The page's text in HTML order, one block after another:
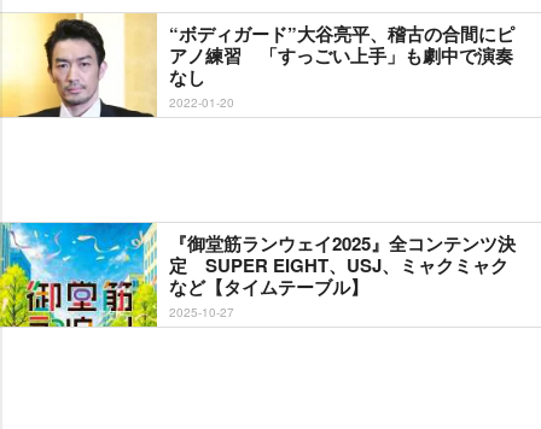
“ボディガード”大谷亮平、稽古の合間にピ
アノ練習 「すっごい上手」も劇中で演奏
なし
2022-01-20
『御堂筋ランウェイ2025』全コンテンツ決
定 SUPER EIGHT、USJ、ミャクミャク
など【タイムテーブル】
2025-10-27